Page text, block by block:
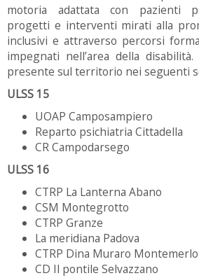
motoria adattata con pazienti
progetti e interventi mirati alla
inclusivi e attraverso percorsi
impegnati nell’area della
presente sul territorio nei seguenti
ULSS 15
UOAP Camposampiero
Reparto psichiatria Cittadella
CR Campodarsego
ULSS 16
CTRP La Lanterna Abano
CSM Montegrotto
CTRP Granze
La meridiana Padova
CTRP Dina Muraro Montemerlo
CD Il pontile Selvazzano